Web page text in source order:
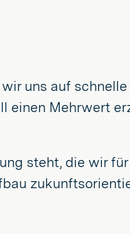
uns auf
einen Mehrwert
steht, die wir